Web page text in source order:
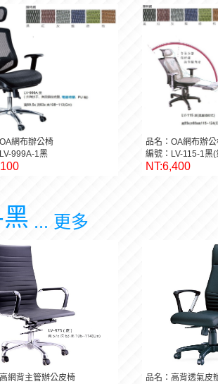
網布辦公椅
999A-1黑
品名：OA網布辦
編號：LV-115-1黑
NT:6,400
... 更多
網背主管辦公皮椅
品名：高背透氣皮